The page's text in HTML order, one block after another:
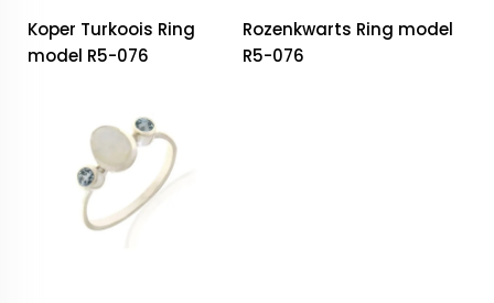
Koper Turkoois Ring
model R5-076
Rozenkwarts Ring model
R5-076